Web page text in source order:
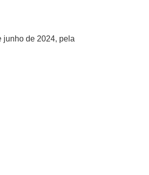
junho de 2024, pela